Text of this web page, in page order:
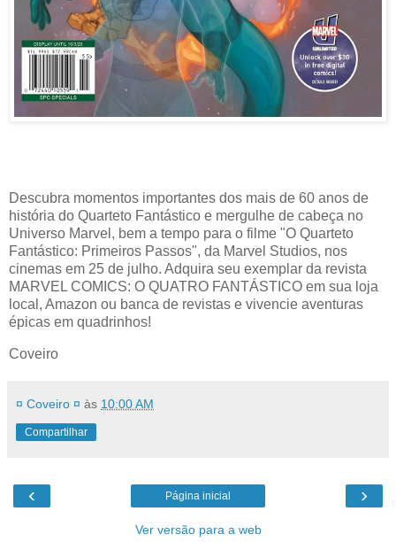
Descubra momentos importantes dos mais de 60 anos de
história do Quarteto Fantástico e mergulhe de cabeça no
Universo Marvel, bem a tempo para o filme "O Quarteto
Fantástico: Primeiros Passos", da Marvel Studios, nos
cinemas em 25 de julho. Adquira seu exemplar da revista
MARVEL COMICS: O QUATRO FANTÁSTICO em sua loja
local, Amazon ou banca de revistas e vivencie aventuras
épicas em quadrinhos!
Coveiro
¤ Coveiro ¤ às 10:00 AM
Compartilhar
‹ ›
Página inicial
Ver versão para a web